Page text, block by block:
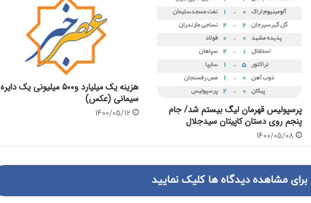
پرسپولیس قهرمان لیگ بیستم شد/ جام
پنجم روی دستان کاپیتان سیدجلال
1400/05/08
هزینه یک میلیارد و۵۰۰ میلیونی یک دایره
سیمانی (عكس)
1400/05/12
برای مشاهده دیدگاه ها کلیک نمایید